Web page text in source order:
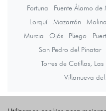
Fortuna
Fuente Álamo de
Lorquí
Mazarrón
Murcia
Ojós Pliego
San Pedro del Pinatar
Torres de Cotillas, Las
Villanueva